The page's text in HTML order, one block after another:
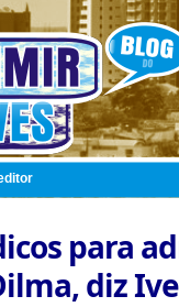
para
diz